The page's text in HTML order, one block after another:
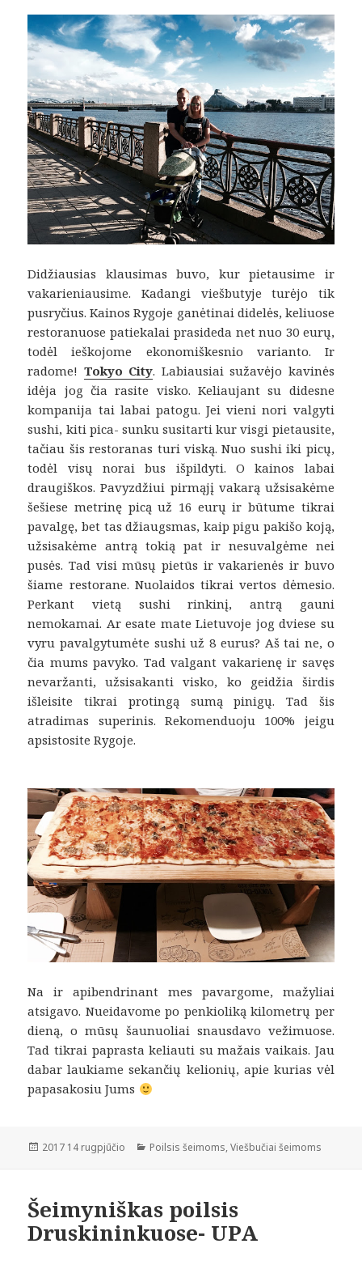
Didžiausias klausimas buvo, kur pietausime ir
vakarieniausime. Kadangi viešbutyje turėjo tik
pusryčius. Kainos Rygoje ganėtinai didelės, keliuose
restoranuose patiekalai prasideda net nuo 30 eurų,
todėl ieškojome ekonomiškesnio varianto. Ir
radome! Tokyo City. Labiausiai sužavėjo kavinės
idėja jog čia rasite visko. Keliaujant su didesne
kompanija tai labai patogu. Jei vieni nori valgyti
sushi, kiti pica- sunku susitarti kur visgi pietausite,
tačiau šis restoranas turi viską. Nuo sushi iki picų,
todėl visų norai bus išpildyti. O kainos labai
draugiškos. Pavyzdžiui pirmąjį vakarą užsisakėme
šešiese metrinę picą už 16 eurų ir būtume tikrai
pavalgę, bet tas džiaugsmas, kaip pigu pakišo koją,
užsisakėme antrą tokią pat ir nesuvalgėme nei
pusės. Tad visi mūsų pietūs ir vakarienės ir buvo
šiame restorane. Nuolaidos tikrai vertos dėmesio.
Perkant vietą sushi rinkinį, antrą gauni
nemokamai. Ar esate mate Lietuvoje jog dviese su
vyru pavalgytumėte sushi už 8 eurus? Aš tai ne, o
čia mums pavyko. Tad valgant vakarienę ir savęs
nevaržanti, užsisakanti visko, ko geidžia širdis
išleisite tikrai protingą sumą pinigų. Tad šis
atradimas superinis. Rekomenduoju 100% jeigu
apsistosite Rygoje.
Na ir apibendrinant mes pavargome, mažyliai
atsigavo. Nueidavome po penkioliką kilometrų per
dieną, o mūsų šaunuoliai snausdavo vežimuose.
Tad tikrai paprasta keliauti su mažais vaikais. Jau
dabar laukiame sekančių kelionių, apie kurias vėl
papasakosiu Jums
Paskelbta
2017 14 rugpjūčio Kategorijos
Poilsis šeimoms,Viešbučiai šeimoms
Šeimyniškas poilsis
Druskininkuose- UPA